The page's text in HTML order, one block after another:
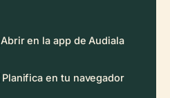
Abrir en la app de Audiala
Planifica en tu navegador